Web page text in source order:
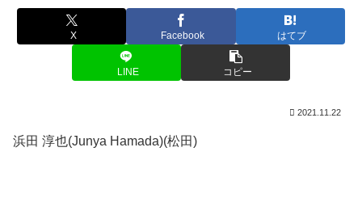
X Facebook はてブ
LINE コピー
2021.11.22
浜田 淳也(Junya Hamada)(松田)